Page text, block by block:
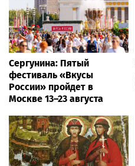
Сергунина: Пятый
фестиваль «Вкусы
России» пройдет в
Москве 13–23 августа